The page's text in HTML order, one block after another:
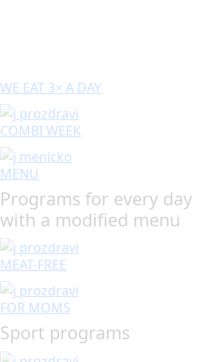
WE EAT 3× A DAY
COMBI WEEK
MENU
Programs for every day
with a modified menu
MEAT-FREE
FOR MOMS
Sport programs